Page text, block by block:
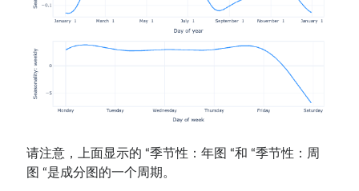
请注意，上面显示的 “季节性：年图 “和 “季节性：周
图 “是成分图的一个周期。